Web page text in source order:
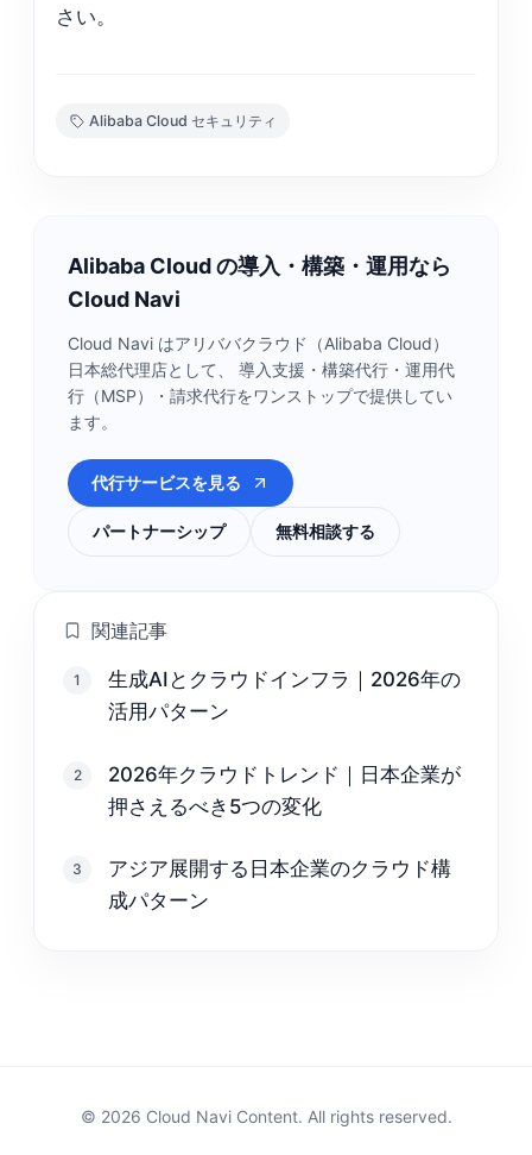
さい。
Alibaba Cloud セキュリティ
Alibaba Cloud の導入・構築・運用なら
Cloud Navi
Cloud Navi はアリババクラウド（Alibaba Cloud）
日本総代理店として、 導入支援・構築代行・運用代
行（MSP）・請求代行をワンストップで提供してい
ます。
代行サービスを見る
パートナーシップ 無料相談する
関連記事
1
生成AIとクラウドインフラ｜2026年の
活用パターン
2
2026年クラウドトレンド｜日本企業が
押さえるべき5つの変化
3
アジア展開する日本企業のクラウド構
成パターン
© 2026 Cloud Navi Content. All rights reserved.